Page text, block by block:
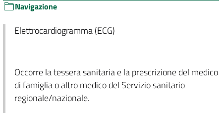
Navigazione
Elettrocardiogramma (ECG)
Occorre la tessera sanitaria e la prescrizione del medico
di famiglia o altro medico del Servizio sanitario
regionale/nazionale.